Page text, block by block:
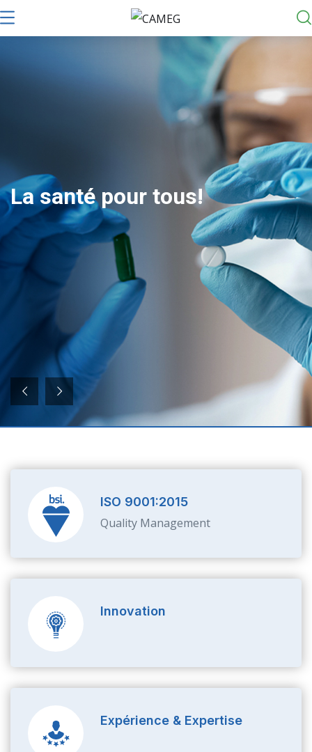
La santé pour tous!
ISO 9001:2015
Quality Management
Innovation
Expérience & Expertise